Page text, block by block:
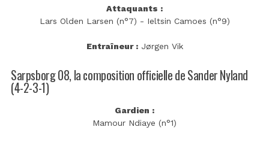
Attaquants :
Lars Olden Larsen (n°7) - Ieltsin Camoes (n°9)
Entraîneur :Jørgen Vik
Sarpsborg 08, la composition officielle de Sander Nyland
(4-2-3-1)
Gardien :
Mamour Ndiaye (n°1)